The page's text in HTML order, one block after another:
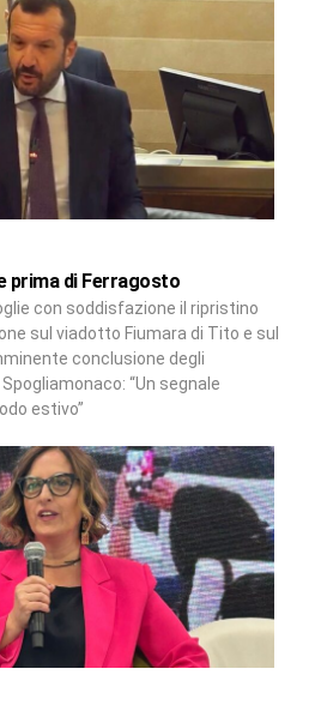
prima di Ferragosto
con soddisfazione il ripristino
sul viadotto Fiumara di Tito e sul
conclusione degli
“Un segnale
estivo”